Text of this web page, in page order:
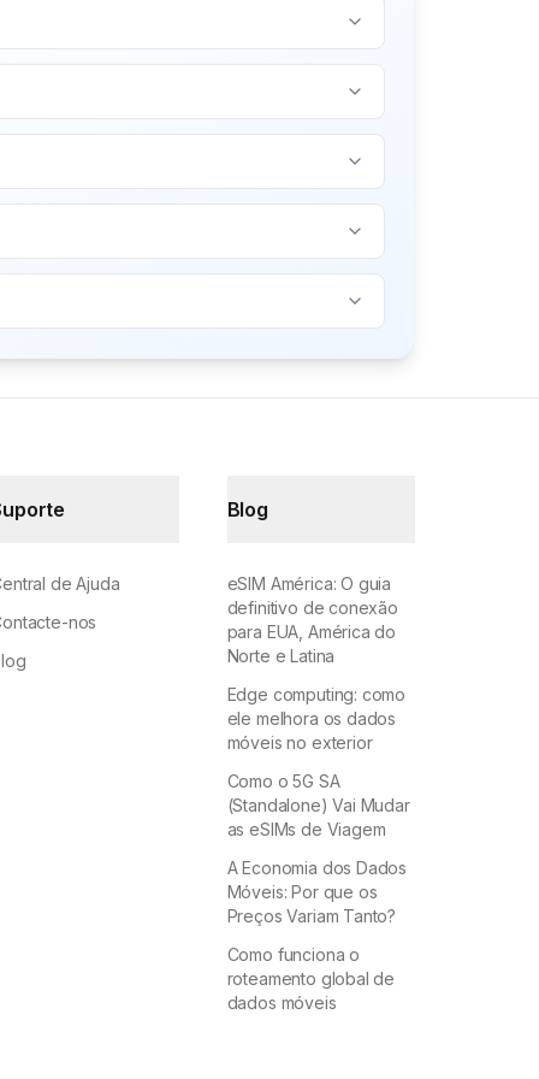
de Ajuda
nos
Blog
eSIM América: O guia
definitivo de conexão
para EUA, América do
Norte e Latina
Edge computing: como
ele melhora os dados
móveis no exterior
Como o 5G SA
(Standalone) Vai Mudar
as eSIMs de Viagem
A Economia dos Dados
Móveis: Por que os
Preços Variam Tanto?
Como funciona o
roteamento global de
dados móveis